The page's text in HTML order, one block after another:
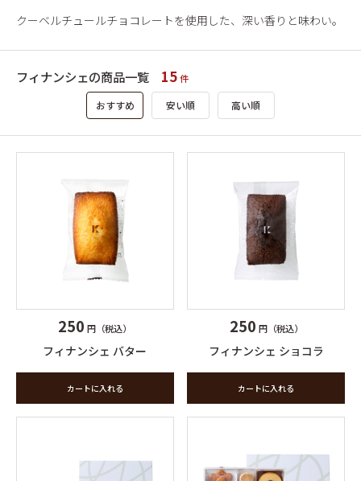
クーベルチュールチョコレートを使用した、深い香りと味わい。
フィナンシェの商品一覧 15件
おすすめ 安い順 高い順
250 円（税込）
フィナンシェ バター
カートに入れる
250 円（税込）
フィナンシェ ショコラ
カートに入れる